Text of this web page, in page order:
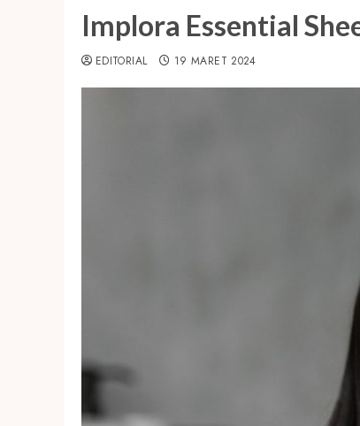
Implora Essential
EDITORIAL 19 MARET 2024